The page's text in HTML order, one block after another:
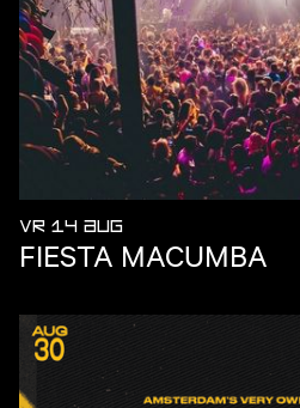
VR 14 AUG
FIESTA MACUMBA